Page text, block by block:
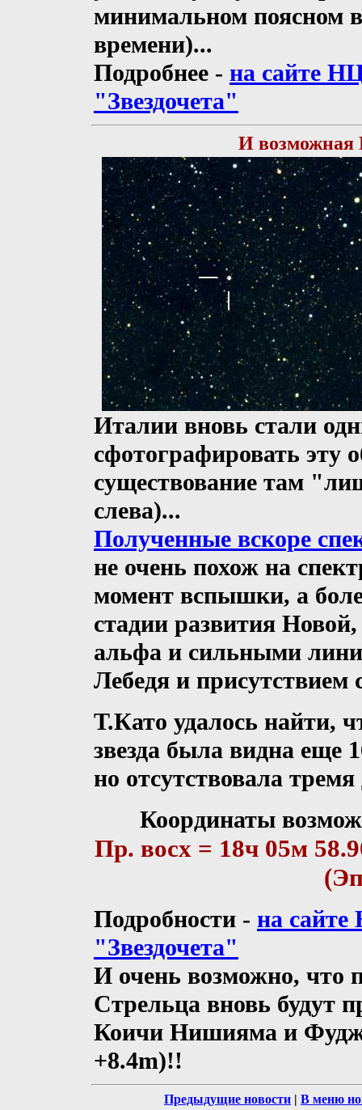
минимальном поясном
времени)...
Подробнее - на сайте
"Звездочета"
И возможная
Италии вновь стали
сфотографировать эту
существование там
слева)...
Полученные вскоре
не очень похож на
момент вспышки, а
стадии развития
альфа и сильными
Лебедя и
Т.Като удалось найти,
звезда была видна еще
но отсутствовала
Координаты
Пр. восх = 18ч 05м
Подробности - на
"Звездочета"
И очень возможно, что
Стрельца вновь будут
Коичи Нишияма и
+8.4m)!!
Предыдущие новости | В меню